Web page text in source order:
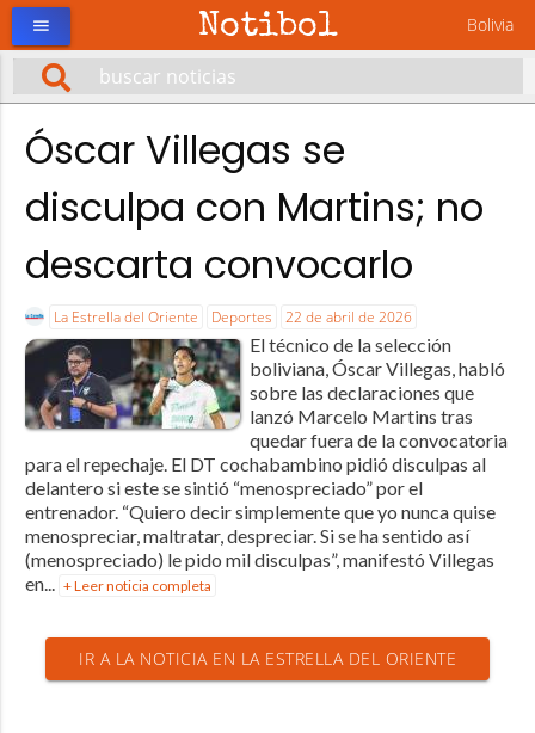
Notibol Bolivia
menu
Óscar Villegas se
disculpa con Martins; no
descarta convocarlo
La Estrella del Oriente Deportes 22 de abril de 2026
El técnico de la selección
boliviana, Óscar Villegas, habló
sobre las declaraciones que
lanzó Marcelo Martins tras
quedar fuera de la convocatoria
para el repechaje. El DT cochabambino pidió disculpas al
delantero si este se sintió “menospreciado” por el
entrenador. “Quiero decir simplemente que yo nunca quise
menospreciar, maltratar, despreciar. Si se ha sentido así
(menospreciado) le pido mil disculpas”, manifestó Villegas
en... + Leer noticia completa
IR A LA NOTICIA EN LA ESTRELLA DEL ORIENTE